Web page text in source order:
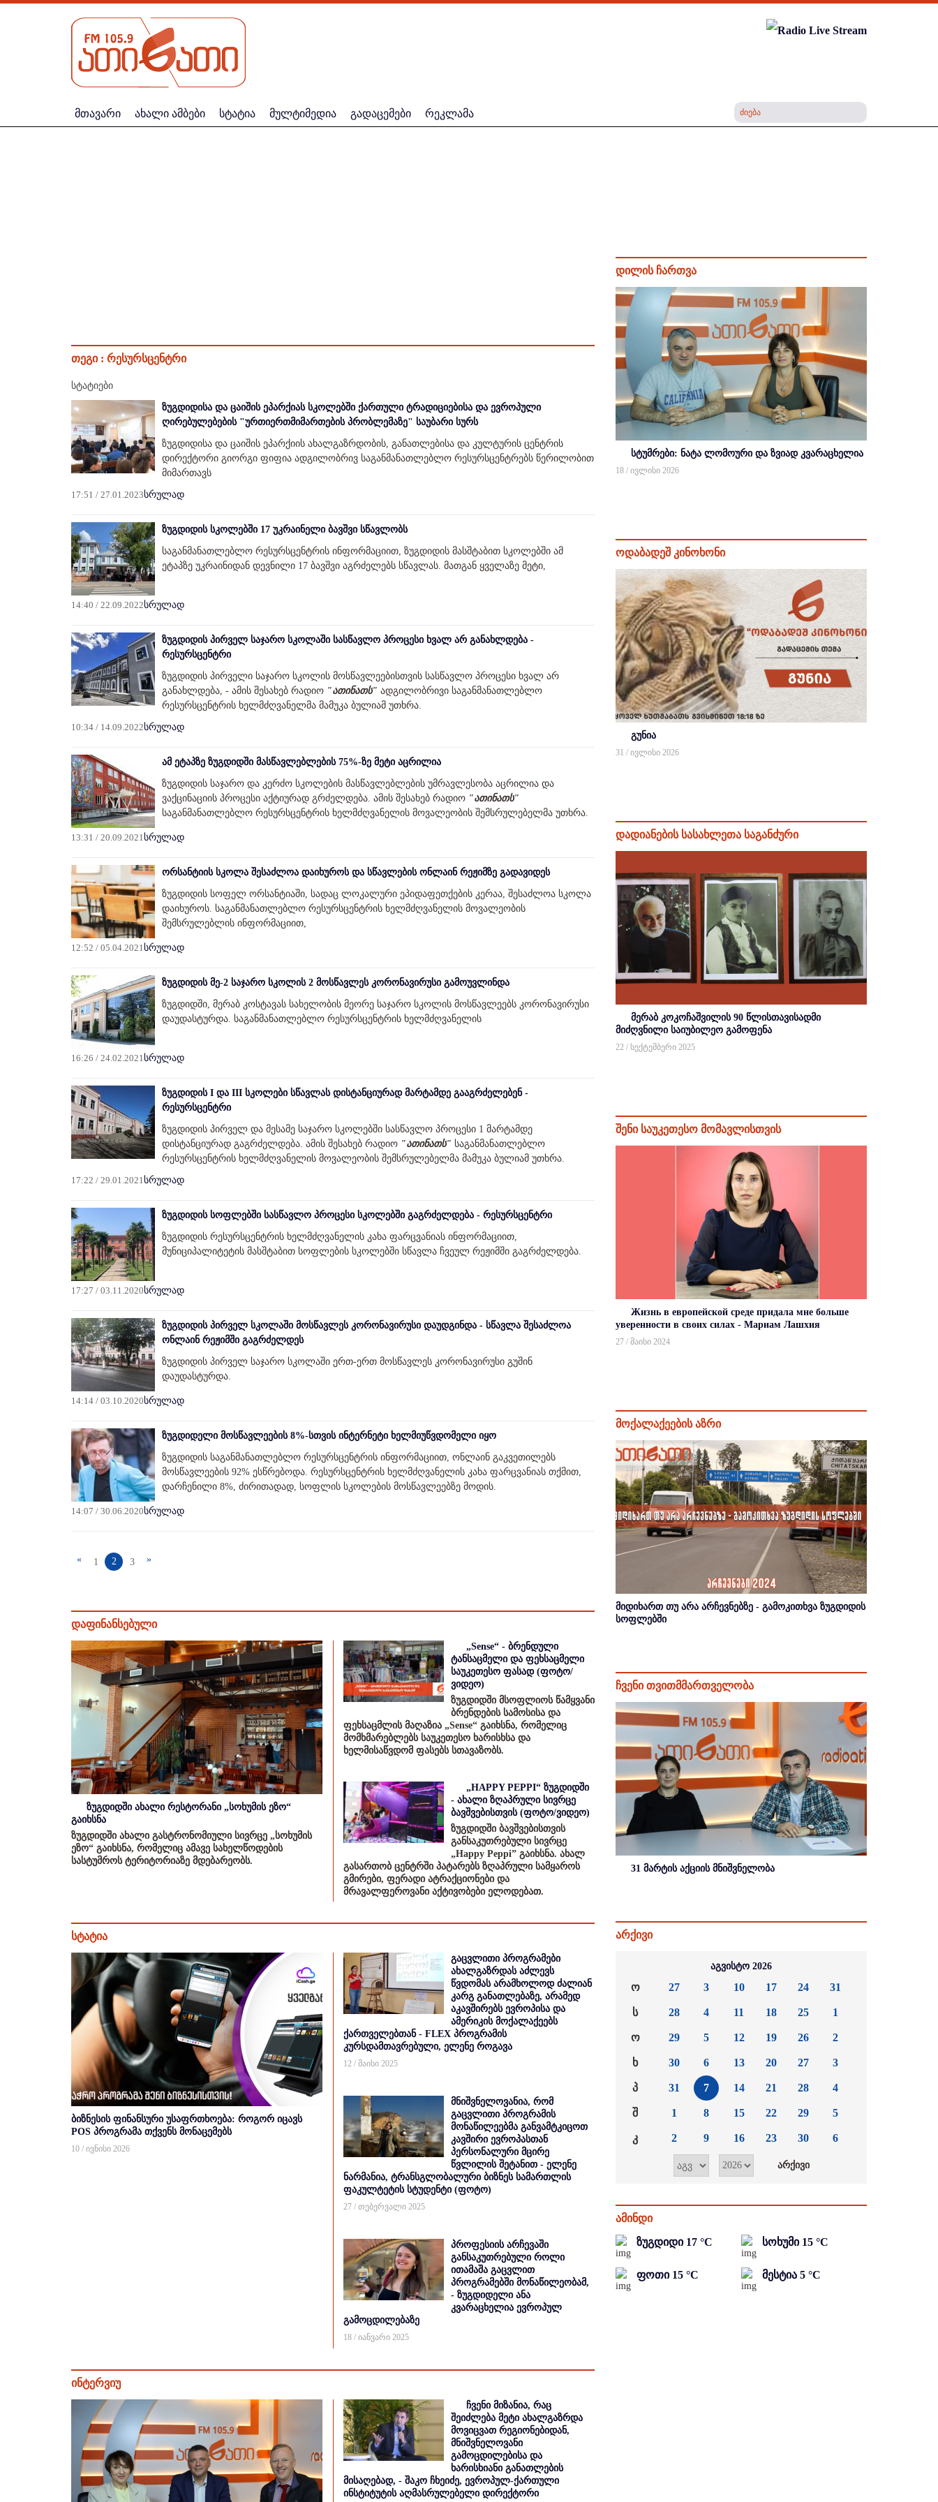
მთავარი ახალი ამბები სტატია მულტიმედია გადაცემები რეკლამა
თეგი : რესურსცენტრი
სტატიები
ზუგდიდისა და ცაიშის ეპარქიას სკოლებში ქართული ტრადიციებისა და ევროპული
ღირებულებების "ურთიერთმიმართების პრობლემაზე" საუბარი სურს
ზუგდიდისა და ცაიშის ეპარქიის ახალგაზრდობის, განათლებისა და კულტურის ცენტრის
დირექტორი გიორგი ფიფია ადგილობრივ საგანმანათლებლო რესურსცენტრებს წერილობით
მიმართავს
17:51 / 27.01.2023სრულად
ზუგდიდის სკოლებში 17 უკრაინელი ბავშვი სწავლობს
საგანმანათლებლო რესურსცენტრის ინფორმაციით, ზუგდიდის მასშტაბით სკოლებში ამ
ეტაპზე უკრაინიდან დევნილი 17 ბავშვი აგრძელებს სწავლას. მათგან ყველაზე მეტი,
14:40 / 22.09.2022სრულად
ზუგდიდის პირველ საჯარო სკოლაში სასწავლო პროცესი ხვალ არ განახლდება -
რესურსცენტრი
ზუგდიდის პირველი საჯარო სკოლის მოსწავლეებისთვის სასწავლო პროცესი ხვალ არ
განახლდება, - ამის შესახებ რადიო "ათინათს" ადგილობრივი საგანმანათლებლო
რესურსცენტრის ხელმძღვანელმა მამუკა ბულიამ უთხრა.
10:34 / 14.09.2022სრულად
ამ ეტაპზე ზუგდიდში მასწავლებლების 75%-ზე მეტი აცრილია
ზუგდიდის საჯარო და კერძო სკოლების მასწავლებლების უმრავლესობა აცრილია და
ვაქცინაციის პროცესი აქტიურად გრძელდება. ამის შესახებ რადიო "ათინათს"
საგანმანათლებლო რესურსცენტრის ხელმძღვანელის მოვალეობის შემსრულებელმა უთხრა.
13:31 / 20.09.2021სრულად
ორსანტიის სკოლა შესაძლოა დაიხუროს და სწავლების ონლაინ რეჟიმზე გადავიდეს
ზუგდიდის სოფელ ორსანტიაში, სადაც ლოკალური ეპიდაფეთქების კერაა, შესაძლოა სკოლა
დაიხუროს. საგანმანათლებლო რესურსცენტრის ხელმძღვანელის მოვალეობის
შემსრულებლის ინფორმაციით,
12:52 / 05.04.2021სრულად
ზუგდიდის მე-2 საჯარო სკოლის 2 მოსწავლეს კორონავირუსი გამოუვლინდა
ზუგდიდში, მერაბ კოსტავას სახელობის მეორე საჯარო სკოლის მოსწავლეებს კორონავირუსი
დაუდასტურდა. საგანმანათლებლო რესურსცენტრის ხელმძღვანელის
16:26 / 24.02.2021სრულად
ზუგდიდის I და III სკოლები სწავლას დისტანციურად მარტამდე გააგრძელებენ -
რესურსცენტრი
ზუგდიდის პირველ და მესამე საჯარო სკოლებში სასწავლო პროცესი 1 მარტამდე
დისტანციურად გაგრძელდება. ამის შესახებ რადიო "ათინათს" საგანმანათლებლო
რესურსცენტრის ხელმძღვანელის მოვალეობის შემსრულებელმა მამუკა ბულიამ უთხრა.
17:22 / 29.01.2021სრულად
ზუგდიდის სოფლებში სასწავლო პროცესი სკოლებში გაგრძელდება - რესურსცენტრი
ზუგდიდის რესურსცენტრის ხელმძღვანელის კახა ფარცვანიას ინფორმაციით,
მუნიციპალიტეტის მასშტაბით სოფლების სკოლებში სწავლა ჩვეულ რეჟიმში გაგრძელდება.
17:27 / 03.11.2020სრულად
ზუგდიდის პირველ სკოლაში მოსწავლეს კორონავირუსი დაუდგინდა - სწავლა შესაძლოა
ონლაინ რეჟიმში გაგრძელდეს
ზუგდიდის პირველ საჯარო სკოლაში ერთ-ერთ მოსწავლეს კორონავირუსი გუშინ
დაუდასტურდა.
14:14 / 03.10.2020სრულად
ზუგდიდელი მოსწავლეების 8%-სთვის ინტერნეტი ხელმიუწვდომელი იყო
ზუგდიდის საგანმანათლებლო რესურსცენტრის ინფორმაციით, ონლაინ გაკვეთილებს
მოსწავლეების 92% ესწრებოდა. რესურსცენტრის ხელმძღვანელის კახა ფარცვანიას თქმით,
დარჩენილი 8%, ძირითადად, სოფლის სკოლების მოსწავლეებზე მოდის.
14:07 / 30.06.2020სრულად
« 1 2 3 »
დაფინანსებული
ზუგდიდში ახალი რესტორანი „სოხუმის ეზო“
გაიხსნა
ზუგდიდში ახალი გასტრონომიული სივრცე „სოხუმის
ეზო“ გაიხსნა, რომელიც ამავე სახელწოდების
სასტუმროს ტერიტორიაზე მდებარეობს.
„Sense“ - ბრენდული
ტანსაცმელი და ფეხსაცმელი
საუკეთესო ფასად (ფოტო/
ვიდეო)
ზუგდიდში მსოფლიოს წამყვანი
ბრენდების სამოსისა და
ფეხსაცმლის მაღაზია „Sense“ გაიხსნა, რომელიც
მომხმარებლებს საუკეთესო ხარისხსა და
ხელმისაწვდომ ფასებს სთავაზობს.
„HAPPY PEPPI“ ზუგდიდში
- ახალი ზღაპრული სივრცე
ბავშვებისთვის (ფოტო/ვიდეო)
ზუგდიდში ბავშვებისთვის
განსაკუთრებული სივრცე
„Happy Peppi” გაიხსნა. ახალ
გასართობ ცენტრში პატარებს ზღაპრული სამყაროს
გმირები, ფერადი ატრაქციონები და
მრავალფეროვანი აქტივობები ელოდებათ.
სტატია
ბიზნესის ფინანსური უსაფრთხოება: როგორ იცავს
POS პროგრამა თქვენს მონაცემებს
10 / ივნისი 2026
გაცვლითი პროგრამები
ახალგაზრდას აძლევს
წვდომას არამხოლოდ ძალიან
კარგ განათლებაზე, არამედ
აკავშირებს ევროპისა და
ამერიკის მოქალაქეებს
ქართველებთან - FLEX პროგრამის
კურსდამთავრებული, ელენე როგავა
12 / მაისი 2025
მნიშვნელოვანია, რომ
გაცვლითი პროგრამის
მონაწილეებმა განვამტკიცოთ
კავშირი ევროპასთან
პერსონალური მცირე
წვლილის შეტანით - ელენე
ნარმანია, ტრანსგლობალური ბიზნეს სამართლის
ფაკულტეტის სტუდენტი (ფოტო)
27 / თებერვალი 2025
პროფესიის არჩევაში
განსაკუთრებული როლი
ითამაშა გაცვლით
პროგრამებში მონაწილეობამ,
- ზუგდიდელი ანა
კვარაცხელია ევროპულ
გამოცდილებაზე
18 / იანვარი 2025
ინტერვიუ
ჩვენი მიზანია, რაც
შეიძლება მეტი ახალგაზრდა
მოვიცვათ რეგიონებიდან,
მნიშვნელოვანი
გამოცდილებისა და
ხარისხიანი განათლების
მისაღებად, - შაკო ჩხეიძე, ევროპულ-ქართული
ინსტიტუტის აღმასრულებელი დირექტორი
დილის ჩართვა
სტუმრები: ნატა ლომოური და ზვიად კვარაცხელია
18 / ივლისი 2026
ოდაბადეშ კინოხონი
გუნია
31 / ივლისი 2026
დადიანების სასახლეთა საგანძური
მერაბ კოკოჩაშვილის 90 წლისთავისადმი
მიძღვნილი საიუბილეო გამოფენა
22 / სექტემბერი 2025
შენი საუკეთესო მომავლისთვის
Жизнь в европейской среде придала мне больше
уверенности в своих силах - Мариам Лашхия
27 / მაისი 2024
მოქალაქეების აზრი
მიდიხართ თუ არა არჩევნებზე - გამოკითხვა ზუგდიდის
სოფლებში
ჩვენი თვითმმართველობა
31 მარტის აქციის მნიშვნელობა
არქივი
აგვისტო 2026
ო
ს
ო
ხ
პ
შ
კ
27
28
29
30
31
1
2
3
4
5
6
7
8
9
10
11
12
13
14
15
16
17
18
19
20
21
22
23
24
25
26
27
28
29
30
31
1
2
3
4
5
6
ამინდი
ზუგდიდი 17 °C სოხუმი 15 °C
ფოთი 15 °C მესტია 5 °C